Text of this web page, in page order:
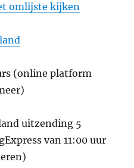
omlijste kijken
(online platform
uitzending 5
van 11:00 uur